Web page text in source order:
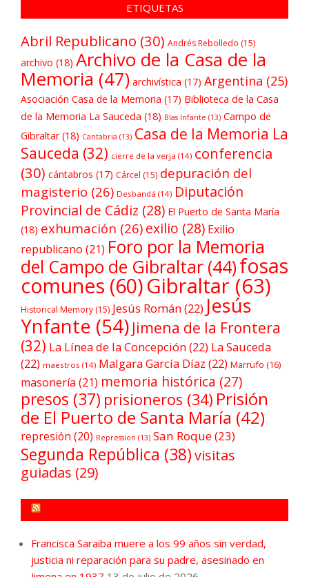
ETIQUETAS
Abril Republicano (30) Andrés Rebolledo (15)
archivo (18) Archivo de la Casa de la
Memoria (47) archivística (17) Argentina (25)
Asociación Casa de la Memoria (17) Biblioteca de la Casa
de la Memoria La Sauceda (18) Blas Infante (13) Campo de
Gibraltar(18) Cantabria (13) Casa de la Memoria La
Sauceda (32) cierre de la verja (14) conferencia
(30) cántabros (17) Cárcel (15) depuración del
magisterio (26) Desbandá (14) Diputación
Provincial de Cádiz (28) El Puerto de Santa María
(18) exhumación (26) exilio (28) Exilio
republicano (21) Foro por la Memoria
del Campo de Gibraltar (44)fosas
comunes (60)Gibraltar(63)
Historical Memory (15) Jesús Román(22) Jesús
Ynfante (54) Jimena de la Frontera
(32) La Línea de la Concepción(22) La Sauceda
(22) maestros (14) Malgara García Díaz (22) Marrufo (16)
masonería (21) memoria histórica (27)
presos (37) prisioneros (34) Prisión
de El Puerto de Santa María (42)
represión (20) Repression (13) San Roque(23)
Segunda República (38)visitas
guiadas (29)
Francisca Saraiba muere a los 99 años sin verdad,
justicia ni reparación para su padre, asesinado en